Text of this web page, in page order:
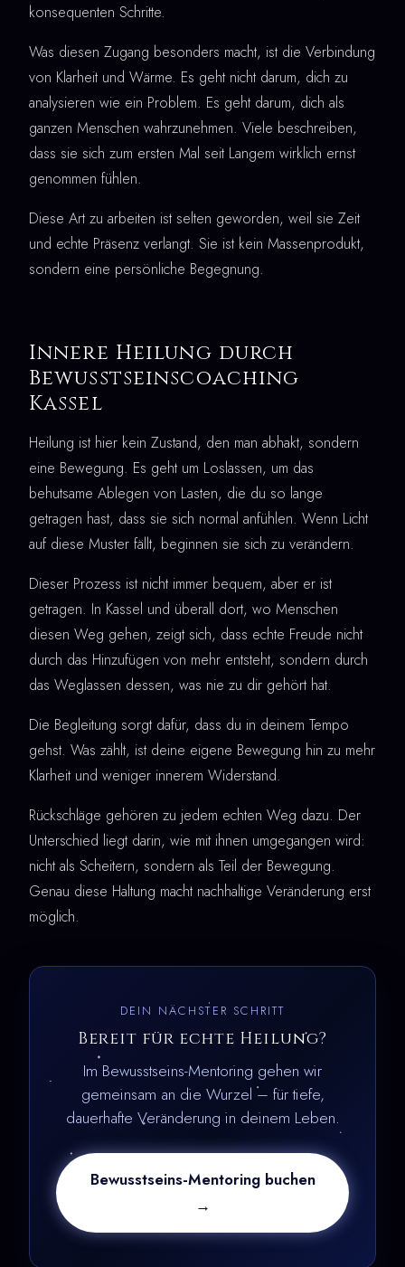
konsequenten Schritte.
Was diesen Zugang besonders macht, ist die Verbindung
von Klarheit und Wärme. Es geht nicht darum, dich zu
analysieren wie ein Problem. Es geht darum, dich als
ganzen Menschen wahrzunehmen. Viele beschreiben,
dass sie sich zum ersten Mal seit Langem wirklich ernst
genommen fühlen.
Diese Art zu arbeiten ist selten geworden, weil sie Zeit
und echte Präsenz verlangt. Sie ist kein Massenprodukt,
sondern eine persönliche Begegnung.
Innere Heilung durch
Bewusstseinscoaching
Kassel
Heilung ist hier kein Zustand, den man abhakt, sondern
eine Bewegung. Es geht um Loslassen, um das
behutsame Ablegen von Lasten, die du so lange
getragen hast, dass sie sich normal anfühlen. Wenn Licht
auf diese Muster fällt, beginnen sie sich zu verändern.
Dieser Prozess ist nicht immer bequem, aber er ist
getragen. In Kassel und überall dort, wo Menschen
diesen Weg gehen, zeigt sich, dass echte Freude nicht
durch das Hinzufügen von mehr entsteht, sondern durch
das Weglassen dessen, was nie zu dir gehört hat.
Die Begleitung sorgt dafür, dass du in deinem Tempo
gehst. Was zählt, ist deine eigene Bewegung hin zu mehr
Klarheit und weniger innerem Widerstand.
Rückschläge gehören zu jedem echten Weg dazu. Der
Unterschied liegt darin, wie mit ihnen umgegangen wird:
nicht als Scheitern, sondern als Teil der Bewegung.
Genau diese Haltung macht nachhaltige Veränderung erst
möglich.
DEIN NÄCHSTER SCHRITT
Bereit für echte Heilung?
Im Bewusstseins-Mentoring gehen wir
gemeinsam an die Wurzel – für tiefe,
dauerhafte Veränderung in deinem Leben.
Bewusstseins-Mentoring buchen
→